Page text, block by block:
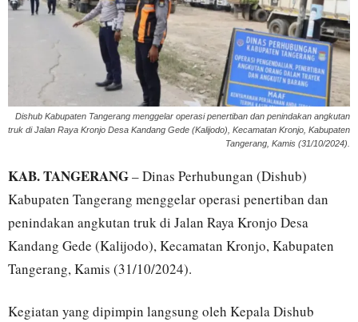
Dishub Kabupaten Tangerang menggelar operasi penertiban dan penindakan angkutan
truk di Jalan Raya Kronjo Desa Kandang Gede (Kalijodo), Kecamatan Kronjo, Kabupaten
Tangerang, Kamis (31/10/2024).
KAB. TANGERANG– Dinas Perhubungan (Dishub)
Kabupaten Tangerang menggelar operasi penertiban dan
penindakan angkutan truk di Jalan Raya Kronjo Desa
Kandang Gede (Kalijodo), Kecamatan Kronjo, Kabupaten
Tangerang, Kamis (31/10/2024).
Kegiatan yang dipimpin langsung oleh Kepala Dishub